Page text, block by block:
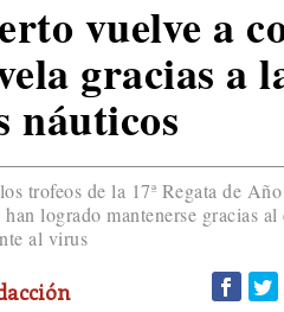
vuelve a
gracias a
náuticos
trofeos de la 17ª Regata de
han logrado mantenerse gracias
al virus